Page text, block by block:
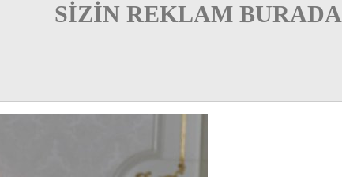
SİZİN REKLAM BURADA